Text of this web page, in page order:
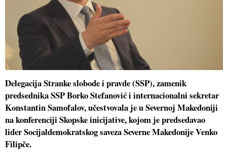
Delegacija Stranke slobode i pravde (SSP), zamenik
predsednika SSP Borko Stefanović i internacionalni sekretar
Konstantin Samofalov, učestvovala je u Severnoj Makedoniji
na konferenciji Skopske inicijative, kojom je predsedavao
lider Socijaldemokratskog saveza Severne Makedonije Venko
Filipče.